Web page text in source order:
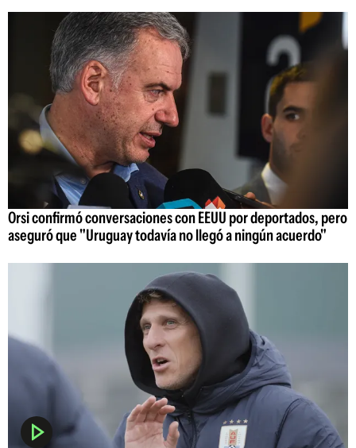
Orsi confirmó conversaciones con EEUU por deportados, pero
aseguró que "Uruguay todavía no llegó a ningún acuerdo"